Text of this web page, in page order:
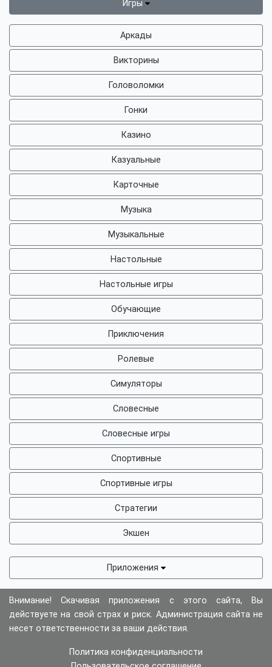
Игры
Аркады
Викторины
Головоломки
Гонки
Казино
Казуальные
Карточные
Музыка
Музыкальные
Настольные
Настольные игры
Обучающие
Приключения
Ролевые
Симуляторы
Словесные
Словесные игры
Спортивные
Спортивные игры
Стратегии
Экшен
Приложения
Внимание! Скачивая приложения с этого сайта, Вы
действуете на свой страх и риск. Администрация сайта не
несет ответственности за ваши действия.
Политика конфиденциальности